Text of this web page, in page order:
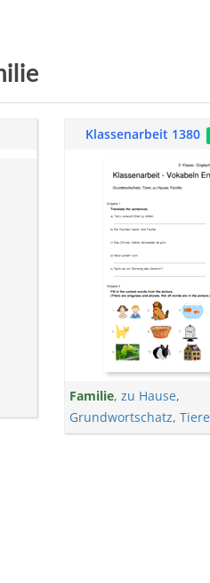
Klassenarbeit 1380
Familie,zu Hause,
Grundwortschatz,Tiere